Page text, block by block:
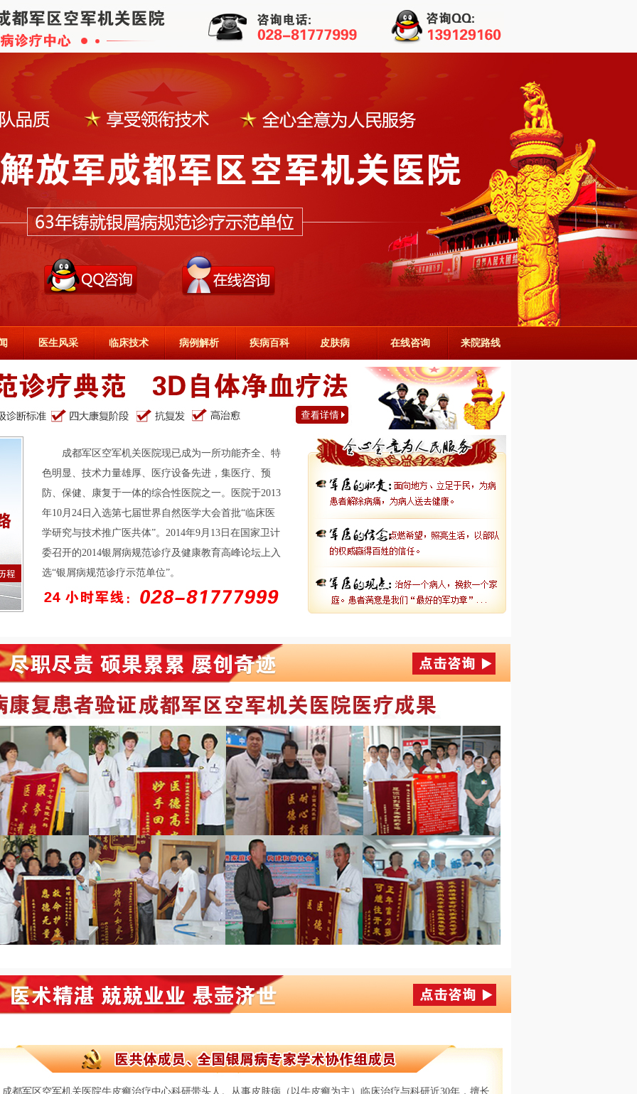
医生风采 临床技术 病例解析 疾病百科 皮肤病 在线咨询 来院路线
成都军区空军机关医院现已成为一所功能齐全、特
色明显、技术力量雄厚、医疗设备先进，集医疗、预
防、保健、康复于一体的综合性医院之一。医院于2013
年10月24日入选第七届世界自然医学大会首批“临床医
学研究与技术推广医共体”。2014年9月13日在国家卫计
委召开的2014银屑病规范诊疗及健康教育高峰论坛上入
选“银屑病规范诊疗示范单位”。
成都军区空军机关医院牛皮癣治疗中心科研带头人。从事皮肤病（以牛皮癣为主）临床治疗与科研近30年，擅长